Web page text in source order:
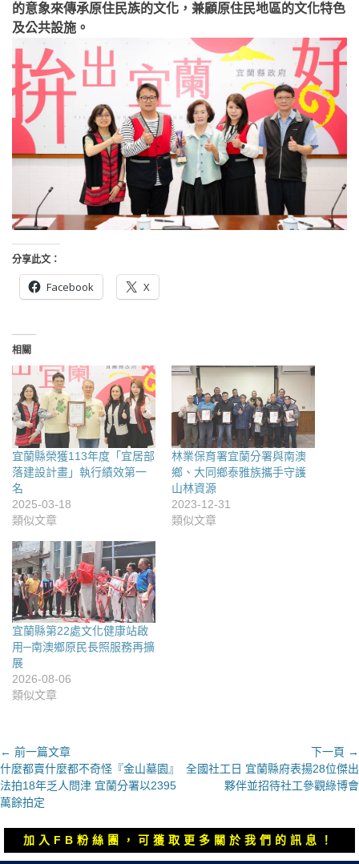
的意象來傳承原住民族的文化，兼顧原住民地區的文化特色
及公共設施。
分享此文：
Facebook X
相關
宜蘭縣榮獲113年度「宜居部
落建設計畫」執行績效第一
名
2025-03-18
類似文章
林業保育署宜蘭分署與南澳
鄉、大同鄉泰雅族攜手守護
山林資源
2023-12-31
類似文章
宜蘭縣第22處文化健康站啟
用─南澳鄉原民長照服務再擴
展
2026-08-06
類似文章
文
章
導
覽
← 前一篇文章
上
一
篇
什麼都賣什麼都不奇怪『金山墓園』
法拍18年乏人問津 宜蘭分署以2395
萬餘拍定
下一頁 →
下
章：
全國社工日 宜蘭縣府表揚28位傑出
夥伴並招待社工參觀綠博會
加入FB粉絲團，可獲取更多關於我們的訊息！